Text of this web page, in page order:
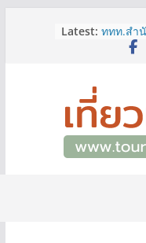
Latest: ททท.สำ
เชียงร
เลขสวย
แล้ววันนี้
ดีมีให้เลื
3 พิกัด ที่